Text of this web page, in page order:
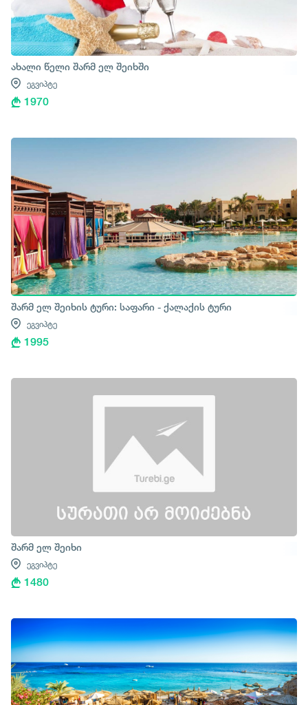
ახალი წელი შარმ ელ შეიხში
ეგვიპტე
1970
შარმ ელ შეიხის ტური: საფარი - ქალაქის ტური
ეგვიპტე
1995
შარმ ელ შეიხი
ეგვიპტე
1480